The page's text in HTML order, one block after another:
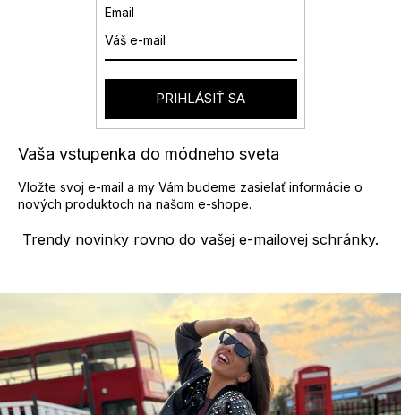
Trendy novinky rovno do vašej e-mailovej schránky.
Vaša vstupenka do módneho sveta
Vložte svoj e-mail a my Vám budeme zasielať informácie o
nových produktoch na našom e-shope.
Email
PRIHLÁSIŤ SA